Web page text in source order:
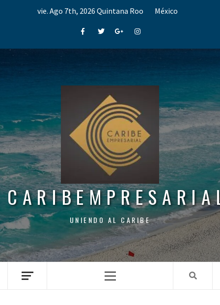
vie. Ago 7th, 2026 Quintana Roo México
FacebookTwitterGoogle+Instagram
UNIENDO AL CARIBE
Menu